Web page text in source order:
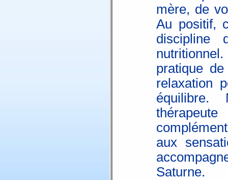
mère, de
Au positif,
discipline
pratique
relaxation
aux
Saturne.